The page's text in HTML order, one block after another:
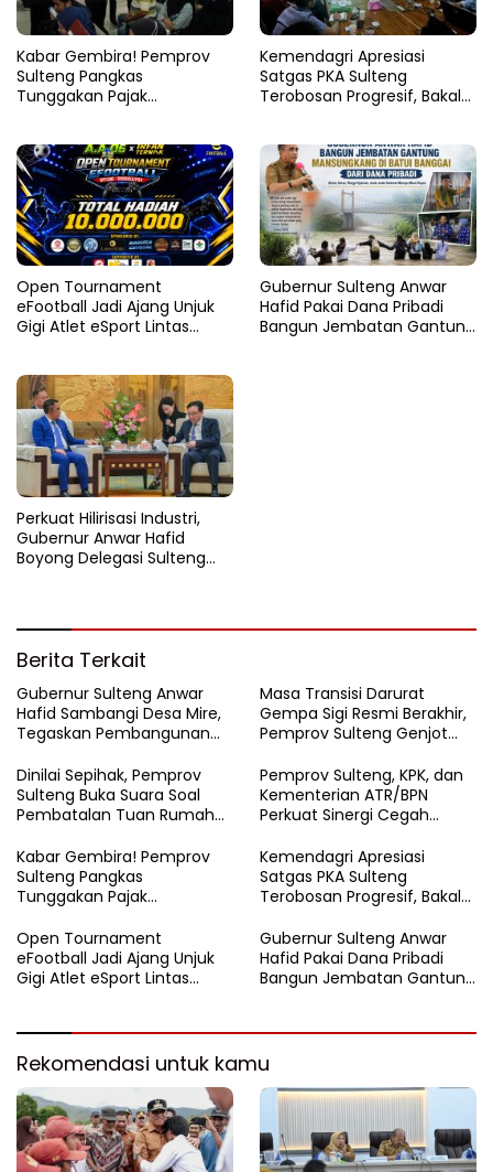
Kabar Gembira! Pemprov
Sulteng Pangkas
Tunggakan Pajak
Kemendagri Apresiasi
Satgas PKA Sulteng
Terobosan Progresif, Bakal
Open Tournament
eFootball Jadi Ajang Unjuk
Gigi Atlet eSport Lintas
Gubernur Sulteng Anwar
Hafid Pakai Dana Pribadi
Bangun Jembatan Gantung
Perkuat Hilirisasi Industri,
Gubernur Anwar Hafid
Boyong Delegasi Sulteng
Berita Terkait
Gubernur Sulteng Anwar
Hafid Sambangi Desa Mire,
Tegaskan Pembangunan
Touna
Masa Transisi Darurat
Gempa Sigi Resmi Berakhir,
Pemprov Sulteng Genjot
Dinilai Sepihak, Pemprov
Sulteng Buka Suara Soal
Pembatalan Tuan Rumah
Pemprov Sulteng, KPK, dan
Kementerian ATR/BPN
Perkuat Sinergi Cegah
Kabar Gembira! Pemprov
Sulteng Pangkas
Tunggakan Pajak
Persen
Kemendagri Apresiasi
Satgas PKA Sulteng
Terobosan Progresif, Bakal
Nasional
Open Tournament
eFootball Jadi Ajang Unjuk
Gigi Atlet eSport Lintas
Gubernur Sulteng Anwar
Hafid Pakai Dana Pribadi
Bangun Jembatan Gantung
Rekomendasi untuk kamu